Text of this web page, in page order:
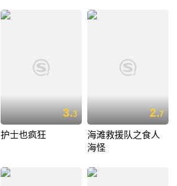
3.3
护士也疯狂
2.7
海滩救援队之食人
海怪